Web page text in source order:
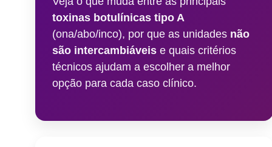
toxinas botulínicas tipo A
(ona/abo/inco), por que as unidades não
são intercambiáveis e quais critérios
técnicos ajudam a escolher a melhor
opção para cada caso clínico.